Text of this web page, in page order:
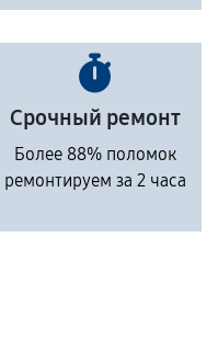
Срочный ремонт
Более 88% поломок
ремонтируем за 2 часа